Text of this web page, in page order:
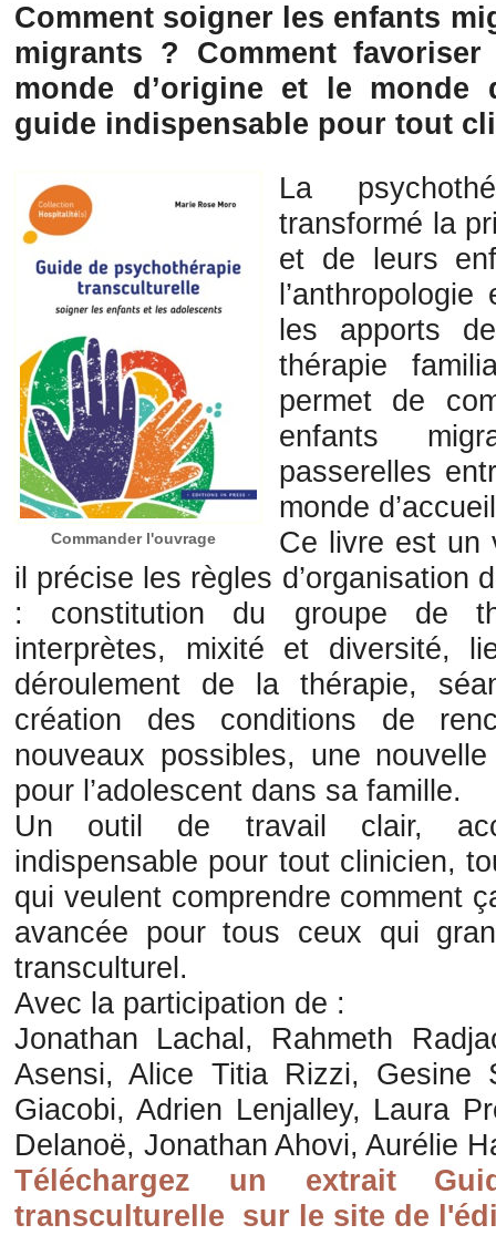
Comment soigner les enfants
migrants ? Comment
monde d’origine et le monde
guide indispensable pour tout
Commander l'ouvrage
La
transformé la
et de leurs
les apports
thérapie
permet de
enfants
passerelles
monde
Ce livre est un
il précise les règles d’organisation
: constitution du groupe de
interprètes, mixité et diversité,
déroulement de la thérapie,
création des conditions de
nouveaux possibles, une
pour l’adolescent dans sa famille.
Un outil de travail clair,
indispensable pour tout clinicien,
qui veulent comprendre comment
avancée pour tous ceux qui
transculturel.
Avec la participation de :
Jonathan Lachal, Rahmeth
Asensi, Alice Titia Rizzi, Gesine
Giacobi, Adrien Lenjalley, Laura
Delanoë, Jonathan Ahovi, Aurélie
Téléchargez un extrait
transculturelle sur le site de